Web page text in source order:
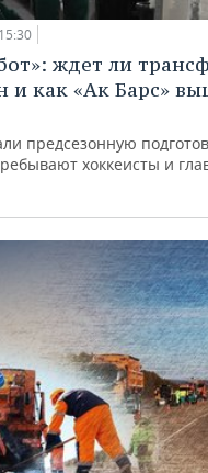
ждет ли
и как «Ак Барс»
предсезонную
хоккеисты и